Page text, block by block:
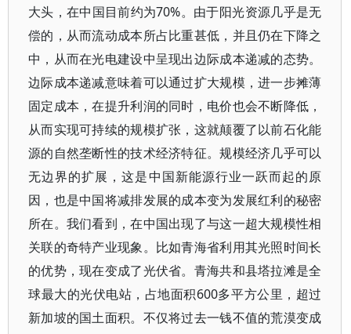
大头，在中国目前约为70%。由于阳光资源几乎是无
偿的，从而流动成本所占比重甚低，并且仍在下降之
中，从而在光电建设中呈现出边际成本递减的态势。
边际成本递减意味着可以通过扩大规模，进一步摊薄
固定成本，在提升利润的同时，电价也会不断降低，
从而实现可持续的规模扩张，这就颠覆了以前石化能
源的自然垄断性的技术经济特征。规模经济几乎可以
无边界的扩展，这是中国新能源行业一跃而起的原
因，也是中国将减排发展的成本变为发展红利的秘密
所在。我们看到，在中国出现了与这一超大规模性相
关联的奇特产业现象。比如青海省利用其光照时间长
的优势，现在变成了光伏省。青海共和县塔拉滩是全
球最大的光伏电站，占地面积600多平方公里，超过
新加坡的国土面积。不仅将过去一钱不值的荒漠变成